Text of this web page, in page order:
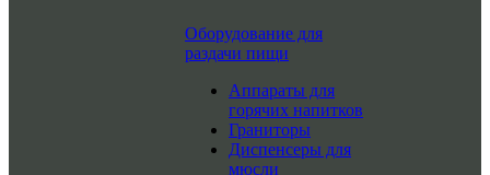
Оборудование для
раздачи пищи
Аппараты для
горячих напитков
Граниторы
Диспенсеры для
мюсли